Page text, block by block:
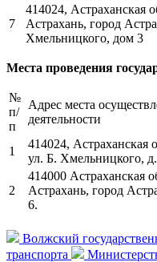
7
414024, Астраханская
Астрахань, город
Хмельницкого, дом 3
Места проведения
№
п/
п
Адрес места
деятельности
1
414024, Астраханская
ул. Б. Хмельницкого,
2
414000 Астраханская
Астрахань, город
6.
Волжский
транспорта